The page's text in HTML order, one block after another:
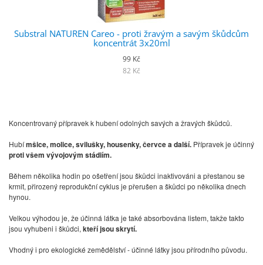
Substral NATUREN Careo - proti žravým a savým škůdcům
koncentrát 3x20ml
99 Kč
82 Kč
Koncentrovaný přípravek k hubení odolných savých a žravých škůdců.
Hubímšice, molice, svilušky, housenky, červce a další. Přípravek je účinný
proti všem vývojovým stádiím.
Během několika hodin po ošetření jsou škůdci inaktivováni a přestanou se
krmit, přirozený reprodukční cyklus je přerušen a škůdci po několika dnech
hynou.
Velkou výhodou je, že účinná látka je také absorbována listem, takže takto
jsou vyhubeni i škůdci, kteří jsou skrytí.
Vhodný i pro ekologické zemědělství - účinné látky jsou přírodního původu.